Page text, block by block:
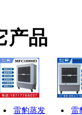
产品
雷豹蒸发
雷